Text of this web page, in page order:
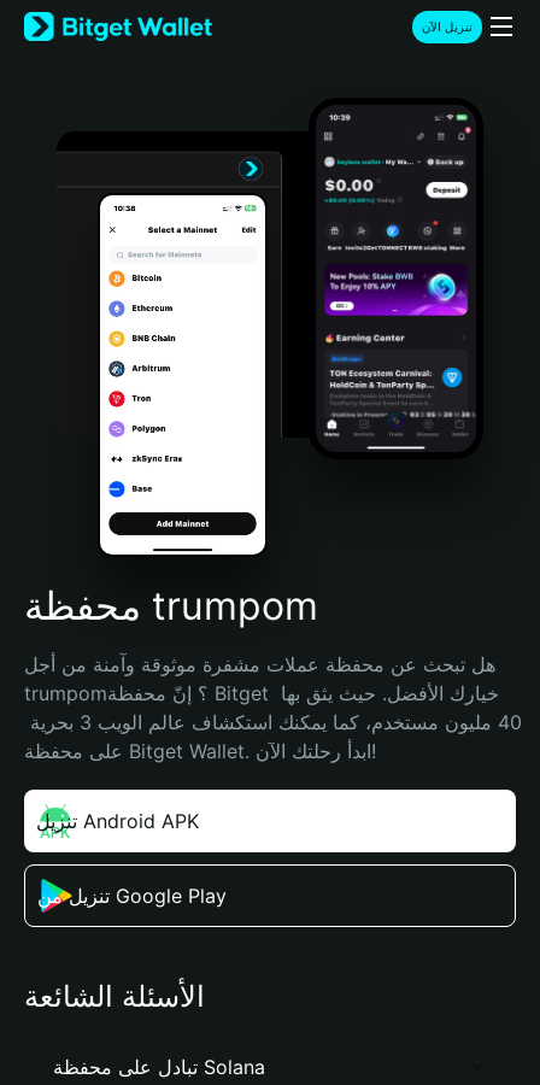
English
日本語
Türkçe
Português (Portugal)
Bahasa Indonesia
Português (Brasil)
Español (Argentina)
تنزيل الآن
محفظة trumpom
هل تبحث عن محفظة عملات مشفرة موثوقة وآمنة من أجل
trumpom؟ إنّ محفظة Bitget خيارك الأفضل. حيث يثق بها
على محفظة Bitget Wallet. ابدأ رحلتك الآن!
تنزيل Android APK
تنزيل من Google Play
الأسئلة الشائعة
تبادل على محفظة Solana